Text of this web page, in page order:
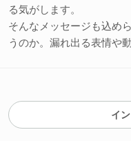
る気がします。
そんなメッセージも込め
うのか。漏れ出る表情や
イ